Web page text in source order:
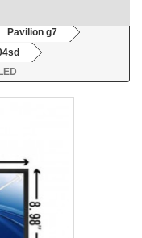
Pavilion g7